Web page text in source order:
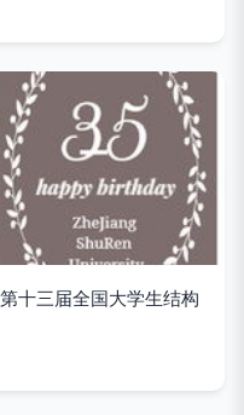
十三届全国大学生结构